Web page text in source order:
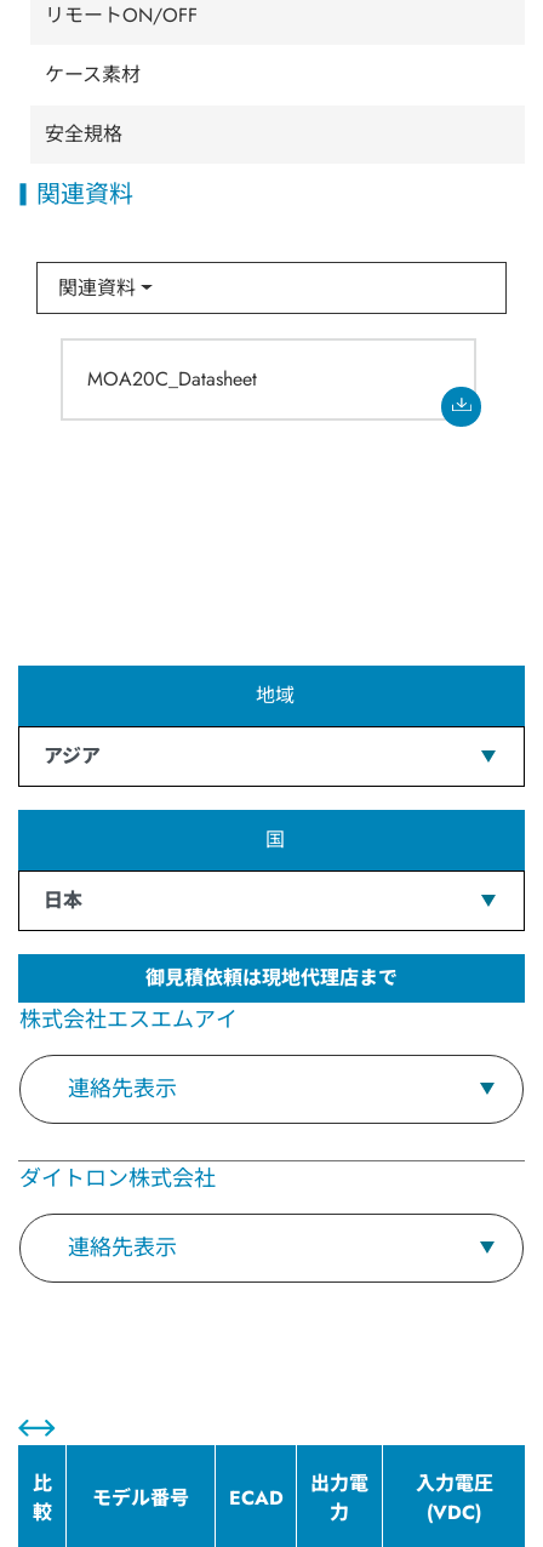
リモートON/OFF
ケース素材
安全規格
関連資料
関連資料
MOA20C_Datasheet
地域
アジア
国
日本
御見積依頼は現地代理店まで
株式会社エスエムアイ
連絡先表示
ダイトロン株式会社
連絡先表示
比
較
モデル番号 ECAD
出力電
力
入力電圧
(VDC)